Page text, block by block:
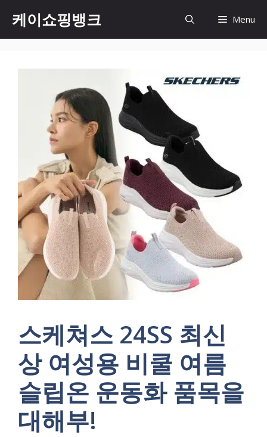
content
케이쇼핑뱅크 Menu
스케쳐스 24SS 최신
상 여성용 비쿨 여름
슬립온 운동화 품목을
대해부!